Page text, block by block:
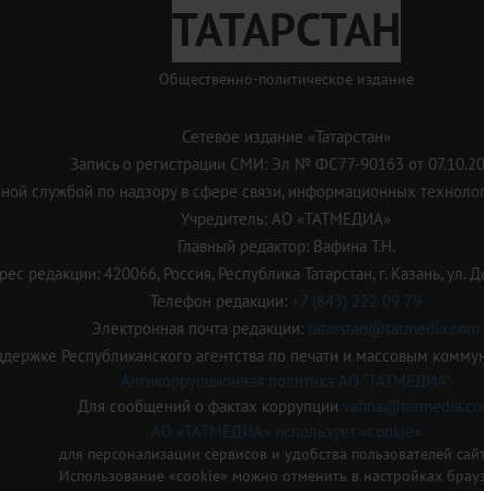
ТАТАРСТАН
Общественно-политическое издание
Сетевое издание «Татарстан»
Запись о регистрации СМИ: Эл № ФС77-90163 от
службой по надзору в сфере связи, информационных
Учредитель: АО «ТАТМЕДИА»
Главный редактор: Вафина Т.Н.
редакции: 420066, Россия, Республика Татарстан, г. Казань, ул.
Телефон редакции: +7 (843) 222 09 79
Электронная почта редакции: tatarstan@tatmedia.com
Республиканского агентства по печати и массовым
Антикоррупционная политика АО "ТАТМЕДИА"
Для сообщений о фактах коррупции
АО «ТАТМЕДИА» использует «cookie»
для персонализации сервисов и удобства пользователей
Использование «cookie» можно отменить в настройках